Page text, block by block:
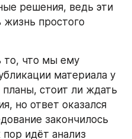
решения, ведь эти
жизнь простого
то, что мы ему
материала у
стоит ли ждать
но ответ оказался
закончилось
идёт анализ